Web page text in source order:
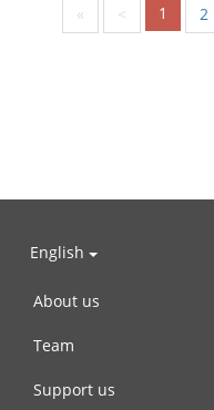
« < 1 2
English
About us
Team
Support us